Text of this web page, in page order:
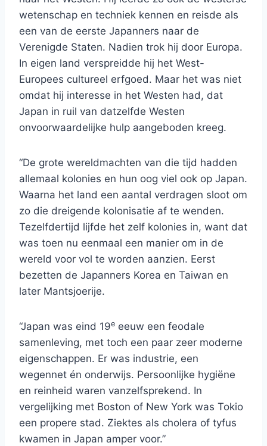
wetenschap en techniek kennen en reisde als
een van de eerste Japanners naar de
Verenigde Staten. Nadien trok hij door Europa.
In eigen land verspreidde hij het West-
Europees cultureel erfgoed. Maar het was niet
omdat hij interesse in het Westen had, dat
Japan in ruil van datzelfde Westen
onvoorwaardelijke hulp aangeboden kreeg.
“De grote wereldmachten van die tijd hadden
allemaal kolonies en hun oog viel ook op Japan.
Waarna het land een aantal verdragen sloot om
zo die dreigende kolonisatie af te wenden.
Tezelfdertijd lijfde het zelf kolonies in, want dat
was toen nu eenmaal een manier om in de
wereld voor vol te worden aanzien. Eerst
bezetten de Japanners Korea en Taiwan en
later Mantsjoerije.
“Japan was eind 19e eeuw een feodale
samenleving, met toch een paar zeer moderne
eigenschappen. Er was industrie, een
wegennet én onderwijs. Persoonlijke hygiëne
en reinheid waren vanzelfsprekend. In
vergelijking met Boston of New York was Tokio
een propere stad. Ziektes als cholera of tyfus
kwamen in Japan amper voor.”